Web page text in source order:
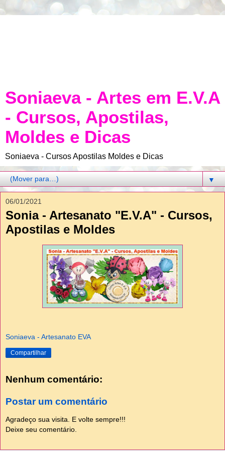
Soniaeva - Artes em E.V.A
- Cursos, Apostilas,
Moldes e Dicas
Soniaeva - Cursos Apostilas Moldes e Dicas
▼
06/01/2021
Sonia - Artesanato "E.V.A" - Cursos,
Apostilas e Moldes
Soniaeva - Artesanato EVA
Compartilhar
Nenhum comentário:
Postar um comentário
Agradeço sua visita. E volte sempre!!!
Deixe seu comentário.